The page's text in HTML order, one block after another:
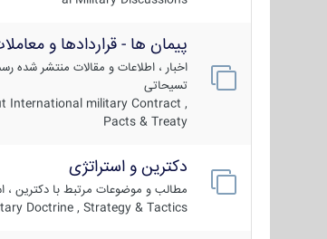
پیمان ها - قراردادها و
اخبار ، اطلاعات و مقالات منتشر شده
تسیحاتی
International military Contract ,
Pacts & Treaty
دکترین و استراتژی
مطالب و موضوعات مرتبط با دکترین ،
Doctrine , Strategy & Tactics